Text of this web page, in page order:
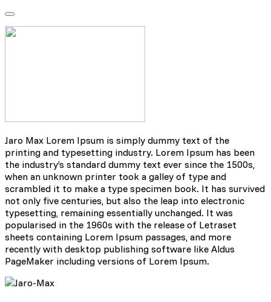
Jaro Max Lorem Ipsum is simply dummy text of the
printing and typesetting industry. Lorem Ipsum has been
the industry’s standard dummy text ever since the 1500s,
when an unknown printer took a galley of type and
scrambled it to make a type specimen book. It has survived
not only five centuries, but also the leap into electronic
typesetting, remaining essentially unchanged. It was
popularised in the 1960s with the release of Letraset
sheets containing Lorem Ipsum passages, and more
recently with desktop publishing software like Aldus
PageMaker including versions of Lorem Ipsum.